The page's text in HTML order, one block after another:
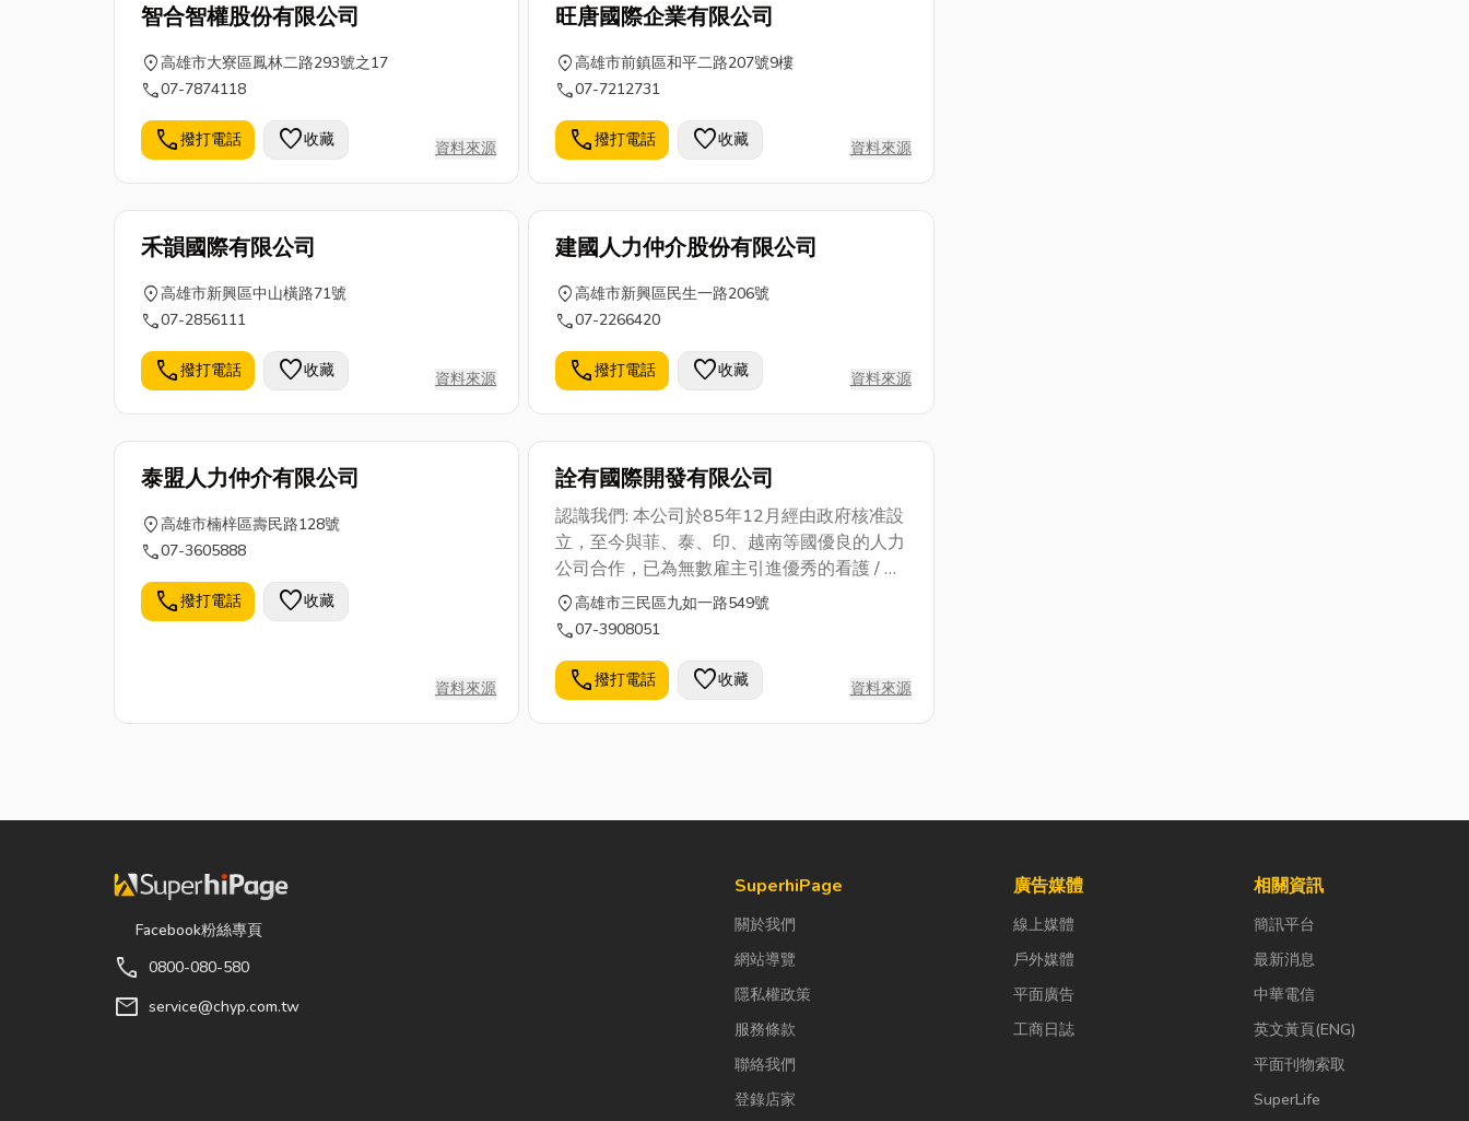
智合智權股份有限公司
location_on高雄市大寮區鳳林二路293號之17
call07-7874118
call撥打電話 favorite收藏 資料來源
旺唐國際企業有限公司
location_on高雄市前鎮區和平二路207號9樓
call07-7212731
call撥打電話 favorite收藏 資料來源
禾韻國際有限公司
location_on高雄市新興區中山橫路71號
call07-2856111
call撥打電話 favorite收藏 資料來源
建國人力仲介股份有限公司
location_on高雄市新興區民生一路206號
call07-2266420
call撥打電話 favorite收藏 資料來源
泰盟人力仲介有限公司
location_on高雄市楠梓區壽民路128號
call07-3605888
call撥打電話 favorite收藏
資料來源
詮有國際開發有限公司
認識我們: 本公司於85年12月經由政府核准設
立，至今與菲、泰、印、越南等國優良的人力
公司合作，已為無數雇主引進優秀的看護 / 幫
傭 / 工廠工 /營造工，由於他(她) 們的親切、
專職的工作態度，加上公司秉持『專業精、效
率化、服務好、品質誠』的經營理念，配合專
業的輔導與溝通，贏得許多雇主與看護/幫傭/
工廠工/營造工之信賴與肯定。四大特色： 專
業輔導溝通：聘請多位專業雙語輔導師輔導看
府相關單位(勞委會、衛生局、縣市警局、
管理及維持快捷的辦件速度。 收費透明化、
合理化：依政府規定收費，絕不以任何名義向
雇主及看護/外傭/工廠工/營造工索取其他費
工/營造工都是敝公司的資產，因此戰戰兢兢
的做好每一階段的服務，讓您愉快的使用看護
/ 外傭/工廠工/營造工是我們最大的責任。
location_on高雄市三民區九如一路549號
call07-3908051
call撥打電話 favorite收藏 資料來源
Facebook粉絲專頁
call 0800-080-580
mail service@chyp.com.tw
SuperhiPage
關於我們
網站導覽
隱私權政策
服務條款
聯絡我們
登錄店家
廣告媒體
線上媒體
戶外媒體
平面廣告
工商日誌
相關資訊
簡訊平台
最新消息
中華電信
英文黃頁(ENG)
平面刊物索取
SuperLife